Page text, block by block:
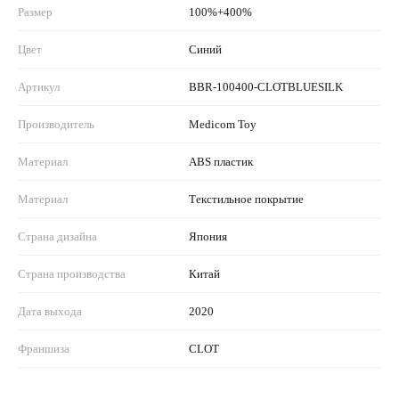
Размер 100%+400%
Цвет Синий
Артикул BBR-100400-CLOTBLUESILK
Производитель Medicom Toy
Материал ABS пластик
Материал Текстильное покрытие
Страна дизайна Япония
Страна производства Китай
Дата выхода 2020
Франшиза CLOT